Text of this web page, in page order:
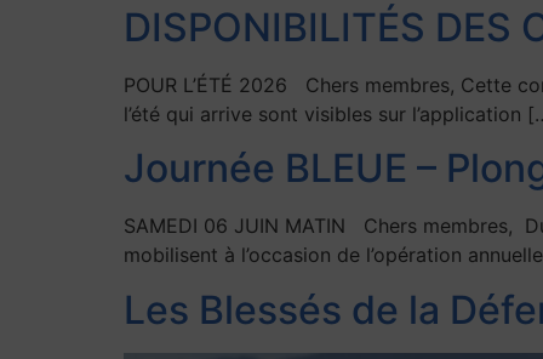
DISPONIBILITÉS DES
POUR L’ÉTÉ 2026 Chers membres, Cette
l’été qui arrive sont visibles sur l’application
Journée BLEUE –
SAMEDI 06 JUIN MATIN Chers membres,
mobilisent à l’occasion de l’opération
Les Blessés de la